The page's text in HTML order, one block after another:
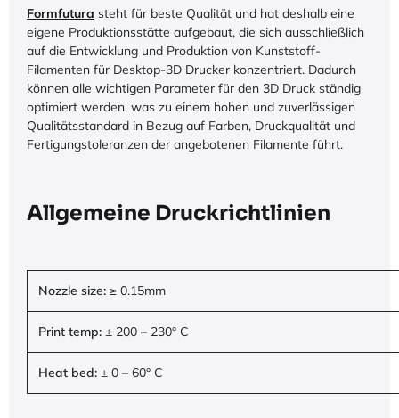
Formfutura steht für beste Qualität und hat deshalb eine
eigene Produktionsstätte aufgebaut, die sich ausschließlich
auf die Entwicklung und Produktion von Kunststoff-
Filamenten für Desktop-3D Drucker konzentriert. Dadurch
können alle wichtigen Parameter für den 3D Druck ständig
optimiert werden, was zu einem hohen und zuverlässigen
Qualitätsstandard in Bezug auf Farben, Druckqualität und
Fertigungstoleranzen der angebotenen Filamente führt.
Allgemeine Druckrichtlinien
Nozzle size: ≥ 0.15mm
Print temp: ± 200 – 230° C
Heat bed: ± 0 – 60° C